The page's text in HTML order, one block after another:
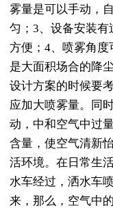
雾量是可以手动，
匀；3、设备安装
方便；4、喷雾角
是大面积场合的降
设计方案的时候要
应加大喷雾量。同
动，中和空气中过
含量，使空气清新
活环境。在日常生
水车经过，洒水车
来，那么，空气中